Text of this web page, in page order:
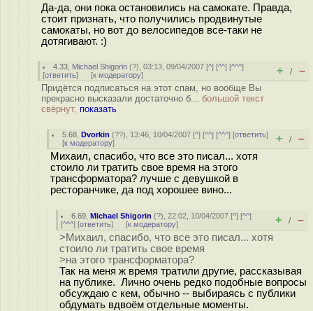
Да-да, они пока остановились на самокате. Правда,
стоит признать, что получились продвинутые
самокаты, но вот до велосипедов все-таки не
дотягивают. :)
4.33 Michael Shigorin (?), 03:13, 09/04/2007 [^] [^^] [^^^]
[ответить] [к модератору] + / –
Придётся подписаться на этот спам, но вообще Вы
прекрасно высказали достаточно б... большой текст
свёрнут, показать
5.68 ,Dvorkin (??), 13:46, 10/04/2007 [^] [^^] [^^^] [ответить]
[к модератору] + / –
Михаил, спасибо, что все это писал... хотя
стоило ли тратить свое время на этого
трансформатора? лучше с девушкой в
ресторанчике, да под хорошее вино...
6.69 ,Michael Shigorin (?), 22:02, 10/04/2007 [^] [^^]
[^^^] [ответить] [к модератору] + / –
>Михаил, спасибо, что все это писал... хотя
стоило ли тратить свое время
>на этого трансформатора?
Так на меня ж время тратили другие, рассказывая
на публике. Лично очень редко подобные вопросы
обсуждаю с кем, обычно -- выбираясь с публики
обдумать вдвоём отдельные моменты.